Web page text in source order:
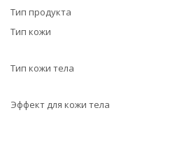
Тип продукта
Тип кожи
Тип кожи тела
Эффект для кожи тела